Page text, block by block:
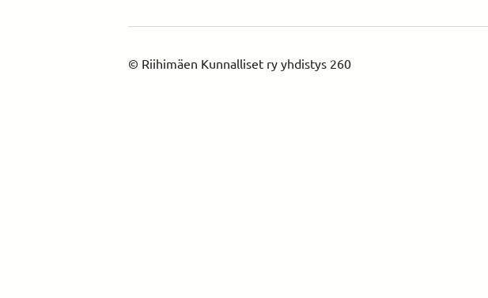
© Riihimäen Kunnalliset ry yhdistys 260